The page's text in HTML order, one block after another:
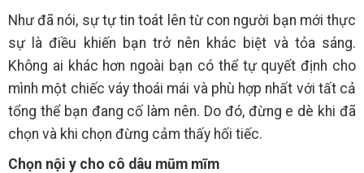
Như đã nói, sự tự tin toát lên từ con người bạn mới thực
sự là điều khiến bạn trở nên khác biệt và tỏa sáng.
Không ai khác hơn ngoài bạn có thể tự quyết định cho
mình một chiếc váy thoái mái và phù hợp nhất với tất cả
tổng thể bạn đang cố làm nên. Do đó, đừng e dè khi đã
chọn và khi chọn đừng cảm thấy hối tiếc.
Chọn nội y cho cô dâu mũm mĩm